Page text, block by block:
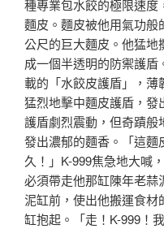
種專業包水餃的極限速度
麵皮。麵皮被他用氣功般
公尺的巨大麵皮。他猛地
成一個半透明的防禦護
載的「水餃皮護盾」，薄
猛烈地擊中麵皮護盾，發
護盾劇烈震動，但奇蹟般
發出濃郁的麵香。「這
久！」K-999焦急地大喊
必須帶走他那缸陳年老
泥缸前，使出他搬運食
缸抱起。「走！K-999！